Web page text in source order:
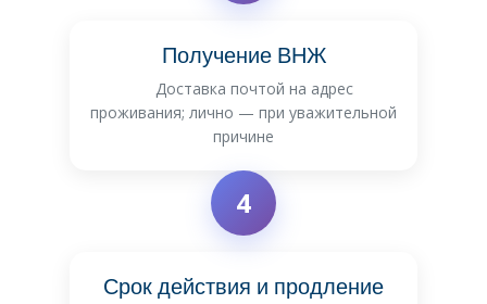
Получение ВНЖ
Доставка почтой на адрес
проживания; лично — при уважительной
причине
4
Срок действия и продление